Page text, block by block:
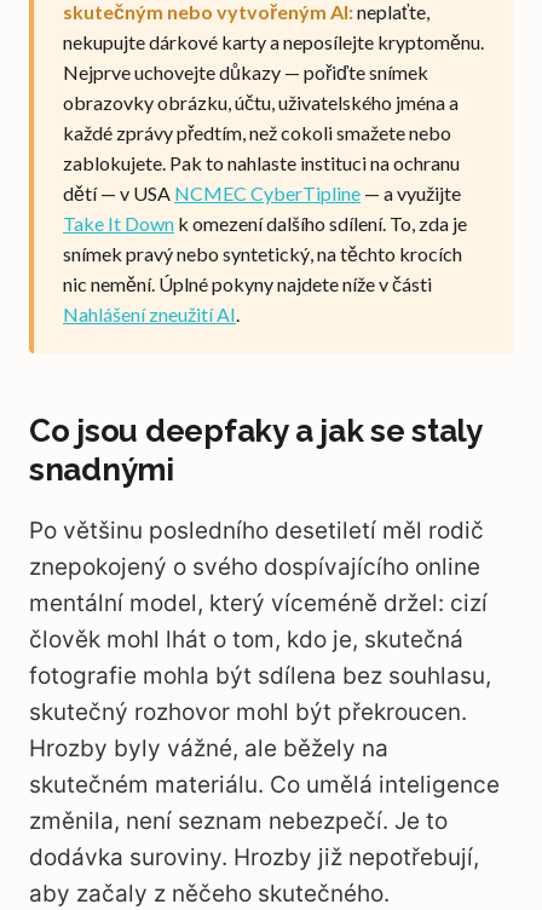
skutečným nebo vytvořeným AI:neplaťte,
nekupujte dárkové karty a neposílejte kryptoměnu.
Nejprve uchovejte důkazy — pořiďte snímek
obrazovky obrázku, účtu, uživatelského jména a
každé zprávy předtím, než cokoli smažete nebo
zablokujete. Pak to nahlaste instituci na ochranu
dětí — v USA NCMEC CyberTipline — a využijte
Take It Down k omezení dalšího sdílení. To, zda je
snímek pravý nebo syntetický, na těchto krocích
nic nemění. Úplné pokyny najdete níže v části
Nahlášení zneužití AI.
Co jsou deepfaky a jak se staly
snadnými
Po většinu posledního desetiletí měl rodič
znepokojený o svého dospívajícího online
mentální model, který víceméně držel: cizí
člověk mohl lhát o tom, kdo je, skutečná
fotografie mohla být sdílena bez souhlasu,
skutečný rozhovor mohl být překroucen.
Hrozby byly vážné, ale běžely na
skutečném materiálu. Co umělá inteligence
změnila, není seznam nebezpečí. Je to
dodávka suroviny. Hrozby již nepotřebují,
aby začaly z něčeho skutečného.